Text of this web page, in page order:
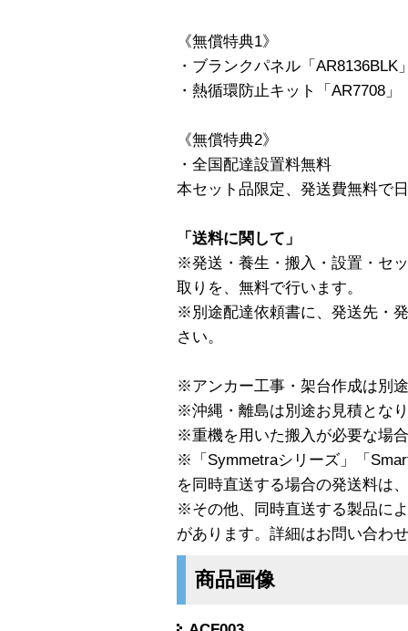
《無償特典1》
・ブランクパネル「AR8136BLK
・熱循環防止キット「AR7708」
《無償特典2》
・全国配達設置料無料
本セット品限定、発送費無料で
「送料に関して」
※発送・養生・搬入・設置・セ
取りを、無料で行います。
※別途配達依頼書に、発送先・
さい。
※アンカー工事・架台作成は別
※沖縄・離島は別途お見積とな
※重機を用いた搬入が必要な場
※「Symmetraシリーズ」「
を同時直送する場合の発送料は
※その他、同時直送する製品に
があります。詳細はお問い合わ
商品画像